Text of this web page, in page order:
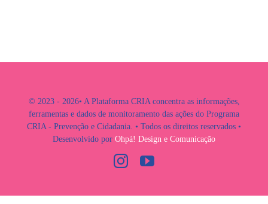
© 2023 - 2026• A Plataforma CRIA concentra as informações,
ferramentas e dados de monitoramento das ações do Programa
CRIA - Prevenção e Cidadania. • Todos os direitos reservados •
Desenvolvido por Ohpá! Design e Comunicação